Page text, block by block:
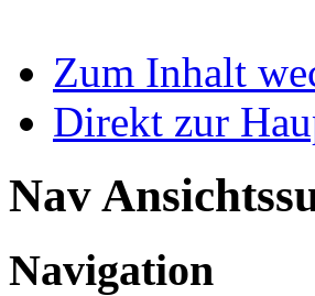
Zum Inhalt
Direkt zur
Nav
Navigation